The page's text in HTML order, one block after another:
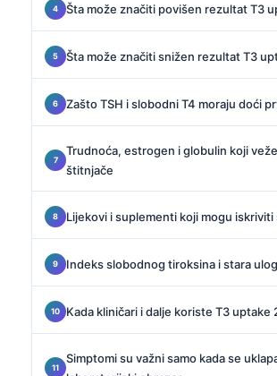
Šta može značiti povišen rezultat T3
Šta može značiti snižen rezultat T3
Zašto TSH i slobodni T4 moraju doći
Trudnoća, estrogen i globulin koji
štitnjače
Lijekovi i suplementi koji mogu iskriviti
Indeks slobodnog tiroksina i stara
Kada kliničari i dalje koriste T3 uptake
Simptomi su važni samo kada se